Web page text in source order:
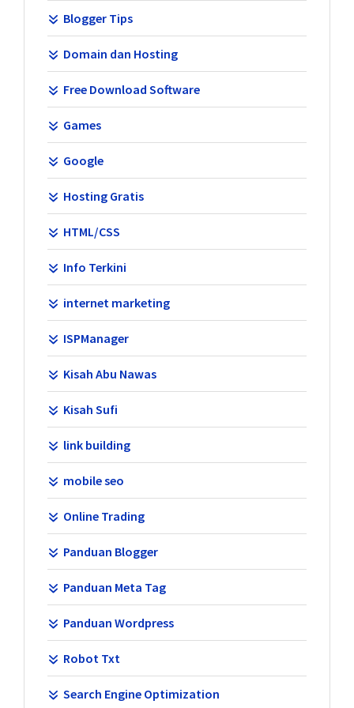
Blogger Tips
Domain dan Hosting
Free Download Software
Games
Google
Hosting Gratis
HTML/CSS
Info Terkini
internet marketing
ISPManager
Kisah Abu Nawas
Kisah Sufi
link building
mobile seo
Online Trading
Panduan Blogger
Panduan Meta Tag
Panduan Wordpress
Robot Txt
Search Engine Optimization